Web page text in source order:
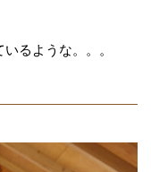
るような。。。